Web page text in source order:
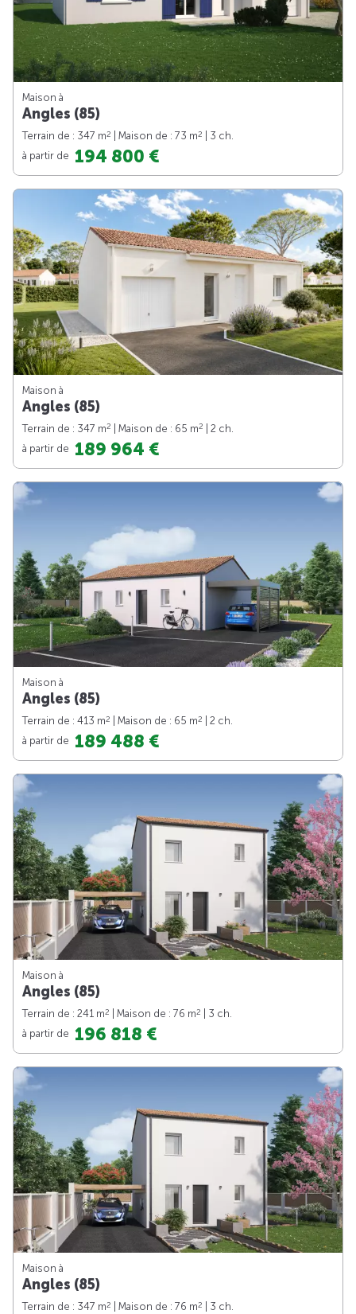
Maison à
Angles (85)
Terrain de : 347 m2 | Maison de : 73 m2
| 3 ch.
à partir de 194 800 €
Maison à
Angles (85)
Terrain de : 347 m2 | Maison de : 65 m2
| 2 ch.
à partir de 189 964 €
Maison à
Angles (85)
Terrain de : 413 m2 | Maison de : 65 m2
| 2 ch.
à partir de 189 488 €
Maison à
Angles (85)
Terrain de : 241 m2 | Maison de : 76 m2
| 3 ch.
à partir de 196 818 €
Maison à
Angles (85)
Terrain de : 347 m2 | Maison de : 76 m2
| 3 ch.